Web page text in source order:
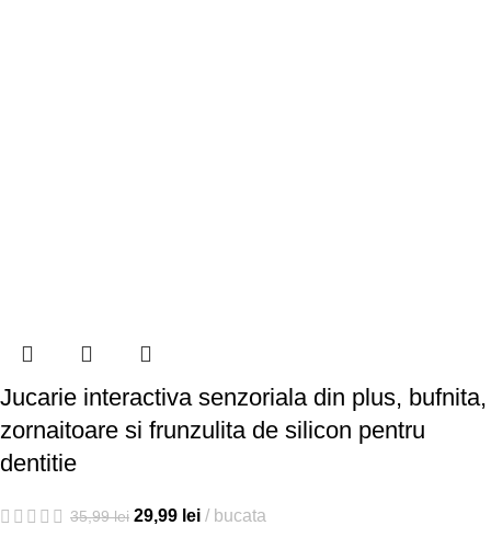
Jucarie interactiva senzoriala din plus, bufnita,
zornaitoare si frunzulita de silicon pentru
dentitie
35,99lei 29,99 lei bucata